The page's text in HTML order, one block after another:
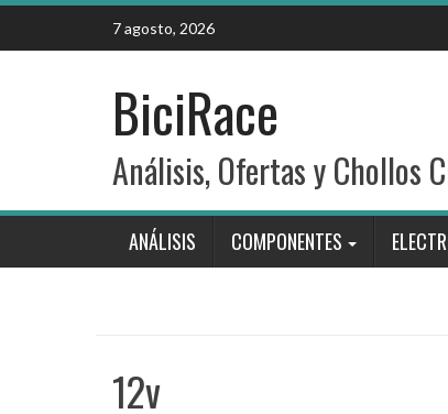
Skip
content
7 agosto, 2026
BiciRace
Análisis, Ofertas y Chollos
ANÁLISIS COMPONENTES
12v